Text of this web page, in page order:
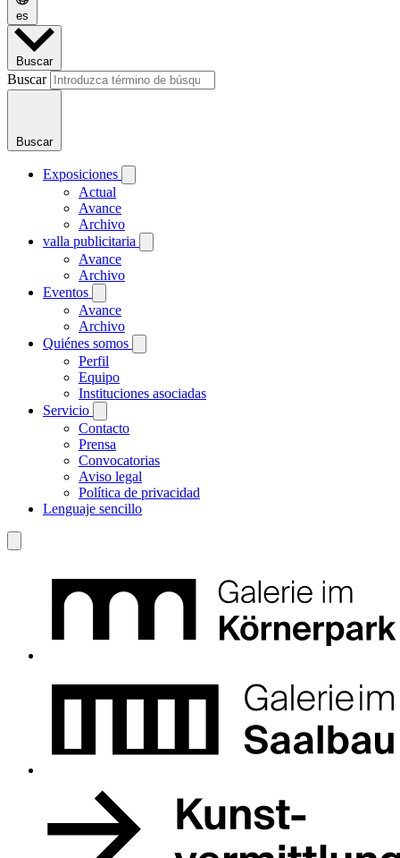
es
Buscar
Buscar
Buscar
Exposiciones
Actual
Avance
Archivo
valla publicitaria
Avance
Archivo
Eventos
Avance
Archivo
Quiénes somos
Perfil
Equipo
Instituciones asociadas
Servicio
Contacto
Prensa
Convocatorias
Aviso legal
Política de privacidad
Lenguaje sencillo